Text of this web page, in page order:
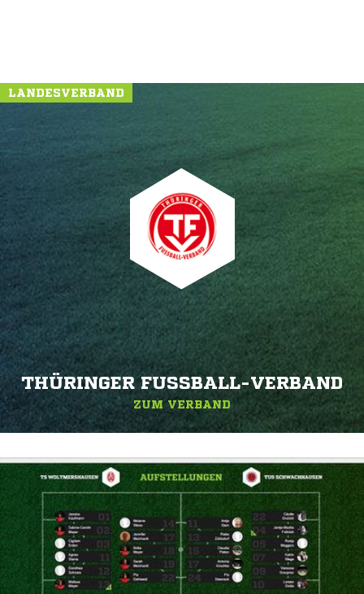
LANDESVERBAND
THÜRINGER FUSSBALL-VERBAND
ZUM VERBAND